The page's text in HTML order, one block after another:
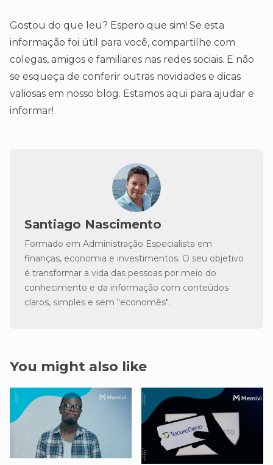
Gostou do que leu? Espero que sim! Se esta
informação foi útil para você, compartilhe com
colegas, amigos e familiares nas redes sociais. E não
se esqueça de conferir outras novidades e dicas
valiosas em nosso blog. Estamos aqui para ajudar e
informar!
Santiago Nascimento
Formado em Administração Especialista em
finanças, economia e investimentos. O seu objetivo
é transformar a vida das pessoas por meio do
conhecimento e da informação com conteúdos
claros, simples e sem "economês".
You might also like